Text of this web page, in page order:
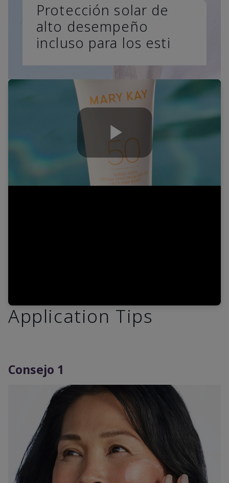
Protección solar de
alto desempeño
incluso para los esti
Play
Application Tips
Consejo 1